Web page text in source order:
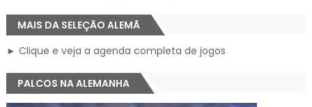
MAIS DA SELEÇÃO ALEMÃ
► Clique e veja a agenda completa de jogos
PALCOS NA ALEMANHA